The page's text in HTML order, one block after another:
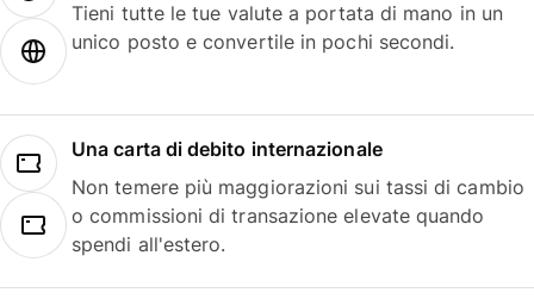
Tieni tutte le tue valute a portata di mano in un
unico posto e convertile in pochi secondi.
Una carta di debito internazionale
Non temere più maggiorazioni sui tassi di cambio
o commissioni di transazione elevate quando
spendi all'estero.